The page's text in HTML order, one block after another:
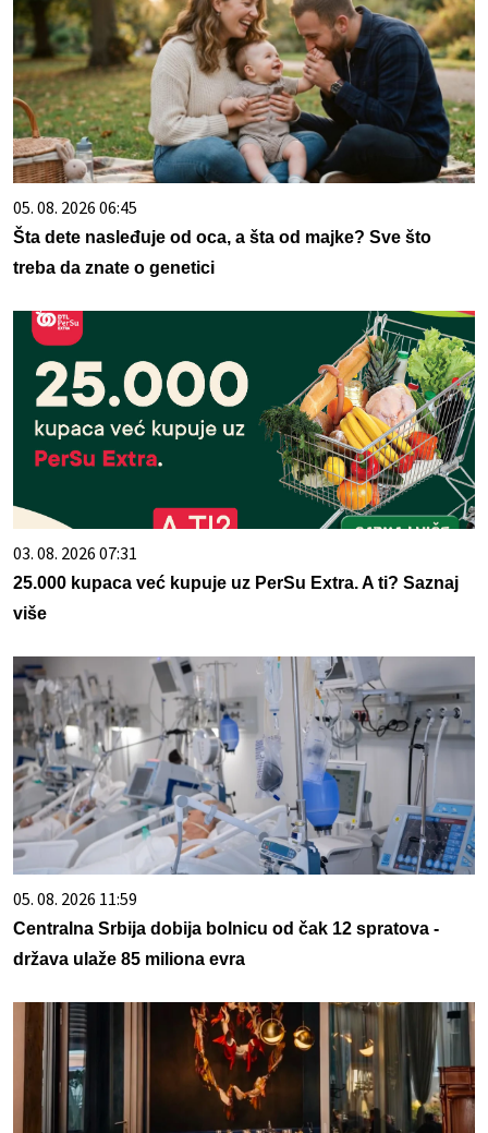
05. 08. 2026 06:45
Šta dete nasleđuje od oca, a šta od majke? Sve što
treba da znate o genetici
03. 08. 2026 07:31
25.000 kupaca već kupuje uz PerSu Extra. A ti? Saznaj
više
05. 08. 2026 11:59
Centralna Srbija dobija bolnicu od čak 12 spratova -
država ulaže 85 miliona evra